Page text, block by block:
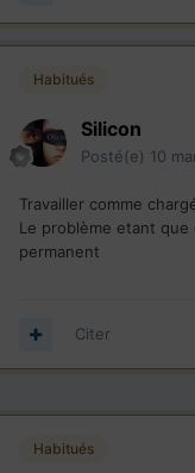
Habitués
Silicon
Posté(e) 10
Travailler comme
Le problème etant
permanent
Citer
Habitués